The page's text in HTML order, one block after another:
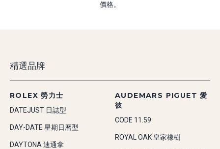
價格。
精選品牌
ROLEX 勞力士
DATEJUST 日誌型
DAY-DATE 星期日曆型
DAYTONA 迪通拿
AUDEMARS PIGUET 愛
彼
CODE 11.59
ROYAL OAK 皇家橡樹